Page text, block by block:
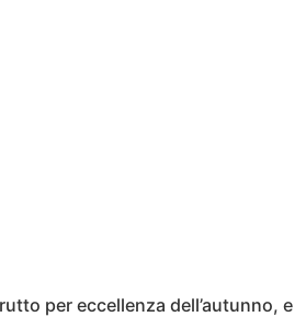
per eccellenza dell’autunno, e